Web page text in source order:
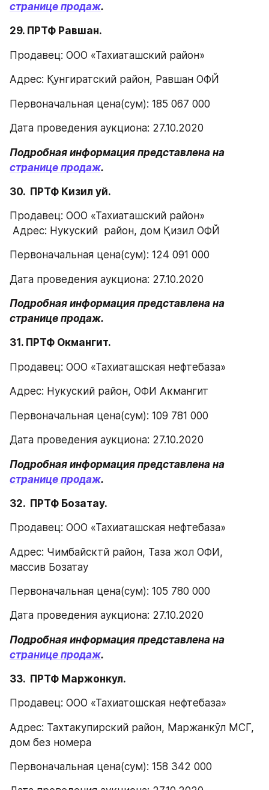
странице продаж.
29. ПРТФ Равшан.
Продавец: ООО «Тахиаташский район»
Адрес: Қунгиратский район, Равшан ОФЙ
Первоначальная цена(сум): 185 067 000
Дата проведения аукциона: 27.10.2020
странице продаж.
30.  ПРТФ Кизил уй.
Продавец: ООО «Тахиаташский район»
Адрес: Нукуский  район, дом Қизил ОФЙ
Первоначальная цена(сум): 124 091 000
Дата проведения аукциона: 27.10.2020
Подробная информация представлена на
странице продаж.
31. ПРТФ Окмангит.
Продавец: ООО «Тахиаташская нефтебаза»
Адрес: Нукуский район, ОФИ Акмангит
Первоначальная цена(сум): 109 781 000
Дата проведения аукциона: 27.10.2020
странице продаж.
32.  ПРТФ Бозатау.
Продавец: ООО «Тахиаташская нефтебаза»
Адрес: Чимбайсктй район, Таза жол ОФИ,
массив Бозатау
Первоначальная цена(сум): 105 780 000
Дата проведения аукциона: 27.10.2020
странице продаж.
33.  ПРТФ Маржонкул.
Продавец: ООО «Тахиатошская нефтебаза»
Адрес: Тахтакупирский район, Маржанкўл МСГ,
дом без номера
Первоначальная цена(сум): 158 342 000